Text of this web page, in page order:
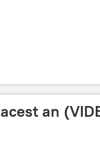
an